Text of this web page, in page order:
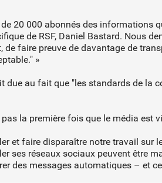
20 000 abonnés des informations
de RSF, Daniel Bastard. Nous
faire preuve de davantage de
»
due au fait que "les standards de la
la première fois que le média est
et faire disparaître notre travail sur
ses réseaux sociaux peuvent être
des messages automatiques – et